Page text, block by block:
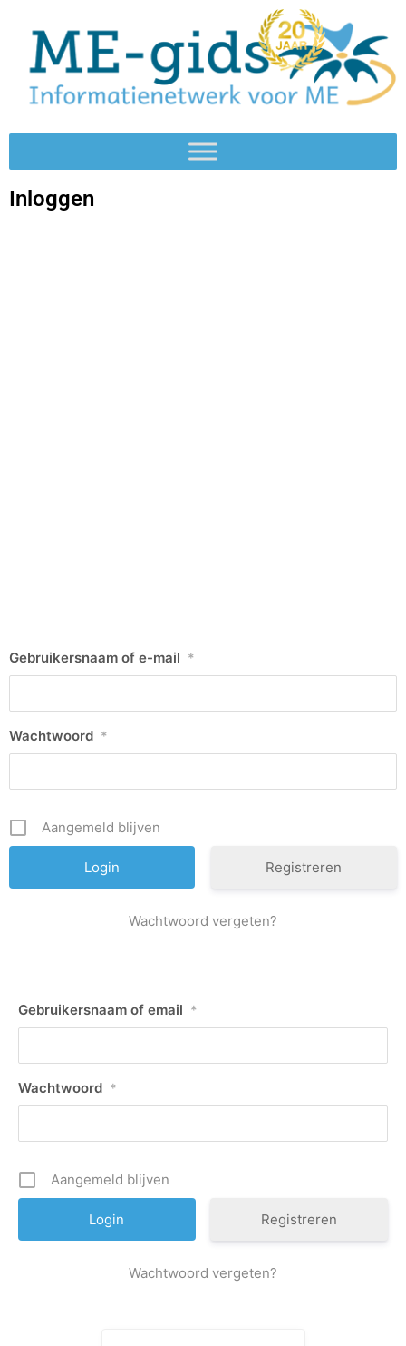
Inloggen
Gebruikersnaam of e-mail *
Wachtwoord *
Aangemeld blijven
Registreren
Wachtwoord vergeten?
Gebruikersnaam of email *
Wachtwoord *
Aangemeld blijven
Registreren
Wachtwoord vergeten?